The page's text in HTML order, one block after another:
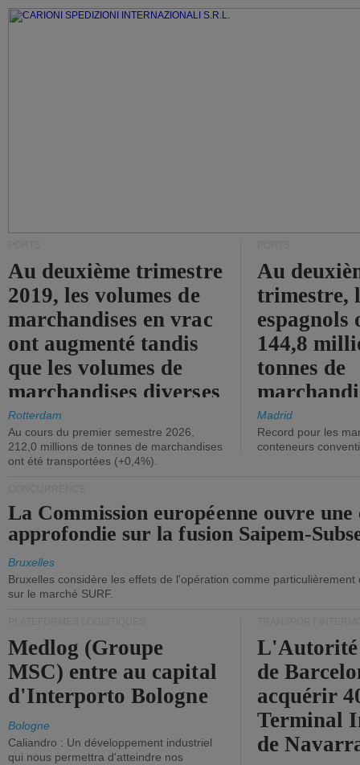
Au deuxième trimestre
2019, les volumes de
marchandises en vrac
ont augmenté tandis
que les volumes de
marchandises diverses
ont diminué.
Rotterdam
Au cours du premier semestre 2026,
212,0 millions de tonnes de marchandises
ont été transportées (+0,4%).
Au
trimestre,
144,8
tonnes de
(+2,9%).
Madrid
Record pour les
conteneurs
La Commission européenne ouvre une
approfondie sur la fusion Saipem-
Bruxelles
Bruxelles considère les effets de l'opération comme
sur le marché SURF.
Medlog (Groupe
MSC) entre au capital
d'Interporto Bologne
Bologne
Caliandro : Un développement industriel
qui nous permettra d'atteindre nos
de
acquérir
Terminal
de